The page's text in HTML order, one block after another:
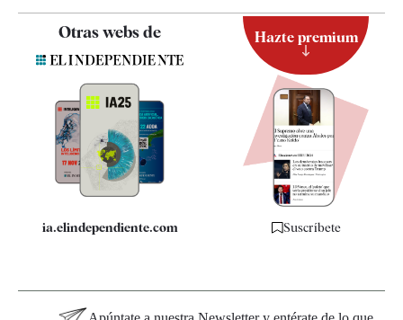
Quiénes somos
Especificaciones
Otras webs de
ia.elindependiente.com
Hazte premium
Suscríbete